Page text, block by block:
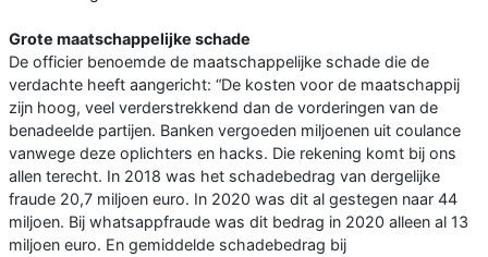
Grote maatschappelijke schade
De officier benoemde de maatschappelijke schade die de
verdachte heeft aangericht: “De kosten voor de maatschappij
zijn hoog, veel verderstrekkend dan de vorderingen van de
benadeelde partijen. Banken vergoeden miljoenen uit coulance
vanwege deze oplichters en hacks. Die rekening komt bij ons
allen terecht. In 2018 was het schadebedrag van dergelijke
fraude 20,7 miljoen euro. In 2020 was dit al gestegen naar 44
miljoen. Bij whatsappfraude was dit bedrag in 2020 alleen al 13
miljoen euro. En gemiddelde schadebedrag bij